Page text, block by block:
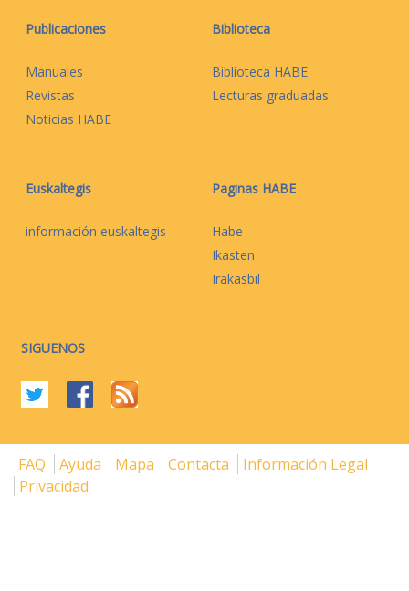
Publicaciones
Manuales
Revistas
Noticias HABE
Biblioteca
Biblioteca HABE
Lecturas graduadas
Euskaltegis
información euskaltegis
Paginas HABE
Habe
Ikasten
Irakasbil
SIGUENOS
FAQ Ayuda Mapa Contacta
Información Legal
Privacidad